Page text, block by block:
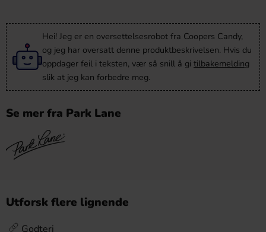
Hei! Jeg er en oversettelsesrobot fra Coopers Candy,
og jeg har oversatt denne produktbeskrivelsen. Hvis du
oppdager feil i teksten, vær så snill å gi tilbakemelding
slik at jeg kan forbedre meg.
Se mer fra Park Lane
Utforsk flere lignende
Godteri